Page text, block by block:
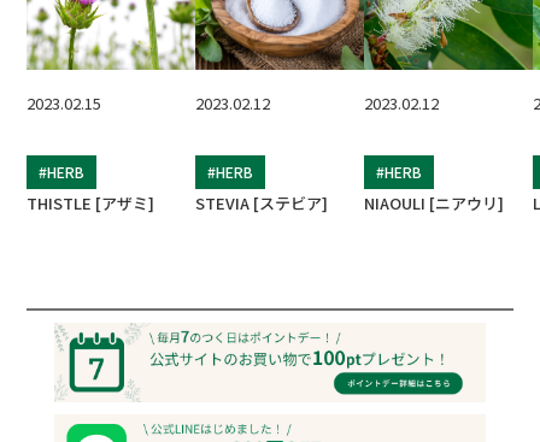
2023.02.15
#HERB
THISTLE [アザミ]
2023.02.12
#HERB
STEVIA [ステビア]
2023.02.12
#HERB
NIAOULI [ニアウリ]